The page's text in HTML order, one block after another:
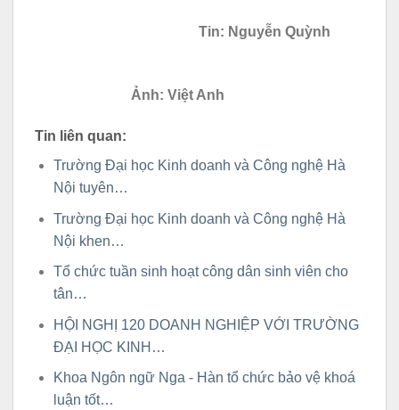
Tin: Nguyễn Quỳnh
Ảnh: Việt Anh
Tin liên quan:
Trường Đại học Kinh doanh và Công nghệ Hà
Nội tuyên…
Trường Đại học Kinh doanh và Công nghệ Hà
Nội khen…
Tổ chức tuần sinh hoạt công dân sinh viên cho
tân…
HỘI NGHỊ 120 DOANH NGHIỆP VỚI TRƯỜNG
ĐẠI HỌC KINH…
Khoa Ngôn ngữ Nga - Hàn tổ chức bảo vệ khoá
luận tốt…